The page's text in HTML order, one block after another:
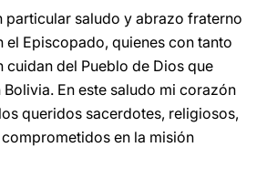
particular saludo y abrazo fraterno
el Episcopado, quienes con tanto
del Pueblo de Dios que
En este saludo mi corazón
queridos sacerdotes, religiosos,
en la misión